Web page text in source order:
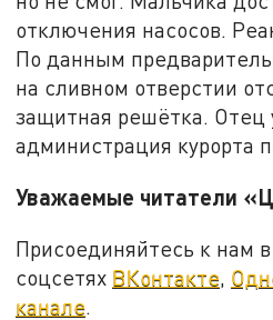
отключения насосов.
По данным
на сливном отверстии
защитная решётка. Отец
администрация курорта
Уважаемые
Присоединяйтесь к нам в
соцсетях ВКонтакте
канале